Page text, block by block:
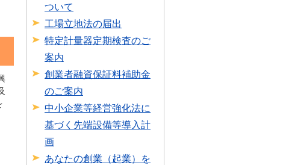
ついて
工場立地法の届出
特定計量器定期検査のご
案内
創業者融資保証料補助金
のご案内
中小企業等経営強化法に
基づく先端設備等導入計
画
あなたの創業（起業）を